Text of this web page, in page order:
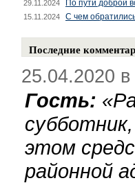
29.11.2024 По пути доброй
15.11.2024 С чем
Последние
25.04.2020
Гость: «
этом
районной